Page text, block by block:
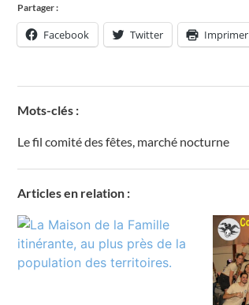
Partager :
Facebook Twitter Imprimer
Mots-clés :
Le fil comité des fêtes marché nocturne
Articles en relation :